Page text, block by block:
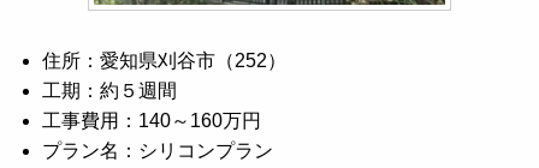
住所：愛知県刈谷市（252）
工期：約５週間
工事費用：140～160万円
プラン名：シリコンプラン